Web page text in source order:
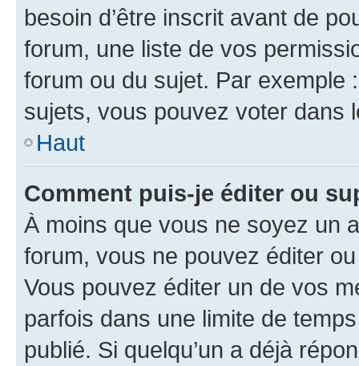
besoin d’être inscrit avant de
forum, une liste de vos
forum ou du sujet. Par exemple
sujets, vous pouvez voter dans
Haut
Comment puis-je éditer ou
À moins que vous ne soyez un
forum, vous ne pouvez éditer
Vous pouvez éditer un de vos
parfois dans une limite de
publié. Si quelqu’un a déjà